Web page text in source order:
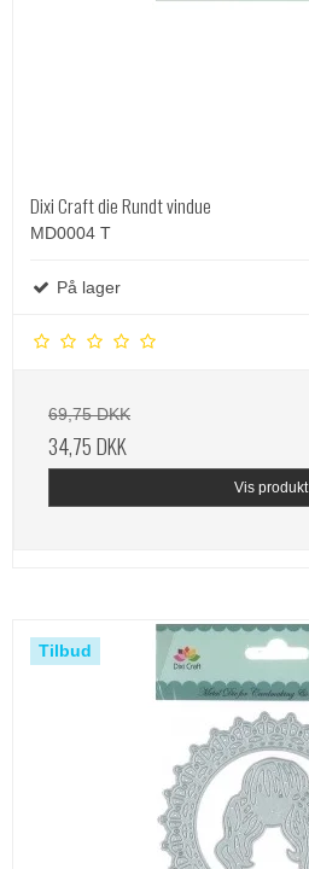
Dixi Craft die Rundt vindue
MD0004 T
På lager
69,75 DKK
34,75 DKK
Vis produkt
Tilbud